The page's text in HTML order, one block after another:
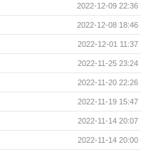
2022-12-09 22:36
2022-12-08 18:46
2022-12-01 11:37
2022-11-25 23:24
2022-11-20 22:26
2022-11-19 15:47
2022-11-14 20:07
2022-11-14 20:00